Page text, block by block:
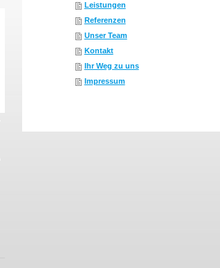
Leistungen
Referenzen
Unser Team
Kontakt
Ihr Weg zu uns
Impressum